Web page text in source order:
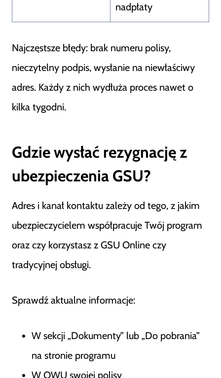
nadpłaty
Najczęstsze błędy: brak numeru polisy,
nieczytelny podpis, wysłanie na niewłaściwy
adres. Każdy z nich wydłuża proces nawet o
kilka tygodni.
Gdzie wysłać rezygnację z
ubezpieczenia GSU?
Adres i kanał kontaktu zależy od tego, z jakim
ubezpieczycielem współpracuje Twój program
oraz czy korzystasz z GSU Online czy
tradycyjnej obsługi.
Sprawdź aktualne informacje:
W sekcji „Dokumenty” lub „Do pobrania”
na stronie programu
W OWU swojej polisy